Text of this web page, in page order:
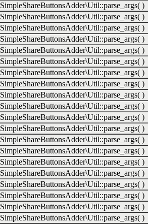
SimpleShareButtonsAdder\Util::parse_args( )
SimpleShareButtonsAdder\Util::parse_args( )
SimpleShareButtonsAdder\Util::parse_args( )
SimpleShareButtonsAdder\Util::parse_args( )
SimpleShareButtonsAdder\Util::parse_args( )
SimpleShareButtonsAdder\Util::parse_args( )
SimpleShareButtonsAdder\Util::parse_args( )
SimpleShareButtonsAdder\Util::parse_args( )
SimpleShareButtonsAdder\Util::parse_args( )
SimpleShareButtonsAdder\Util::parse_args( )
SimpleShareButtonsAdder\Util::parse_args( )
SimpleShareButtonsAdder\Util::parse_args( )
SimpleShareButtonsAdder\Util::parse_args( )
SimpleShareButtonsAdder\Util::parse_args( )
SimpleShareButtonsAdder\Util::parse_args( )
SimpleShareButtonsAdder\Util::parse_args( )
SimpleShareButtonsAdder\Util::parse_args( )
SimpleShareButtonsAdder\Util::parse_args( )
SimpleShareButtonsAdder\Util::parse_args( )
SimpleShareButtonsAdder\Util::parse_args( )